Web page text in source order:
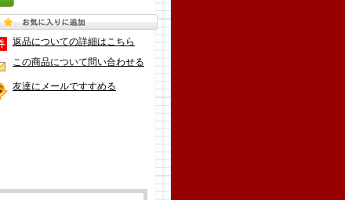
返品についての詳細はこちら
この商品について問い合わせる
友達にメールですすめる